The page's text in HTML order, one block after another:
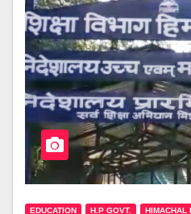
EDUCATION H.P GOVT. HIMACHAL